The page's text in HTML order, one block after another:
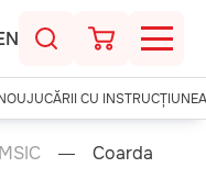
JUCĂRII CU
Coarda